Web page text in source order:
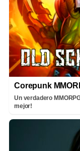
Corepunk
Un verdadero
mejor!